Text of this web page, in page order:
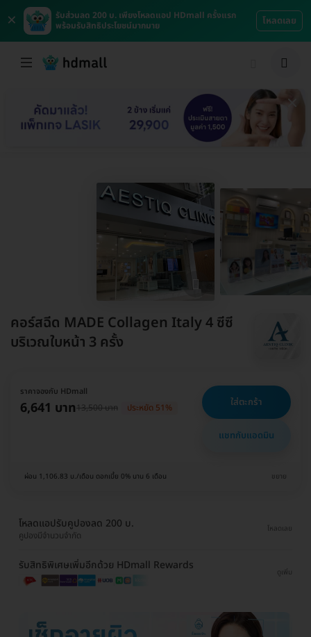
×
รับส่วนลด 200 บ. เพียงโหลดแอป HDmall ครั้งแรก
พร้อมรับสิทธิประโยชน์มากมาย
โหลดเลย
คอร์สฉีด MADE Collagen Italy 4 ซีซี
บริเวณใบหน้า 3 ครั้ง
ราคาจองกับ HDmall
6,641 บาท13,500 บาท ประหยัด 51% ใส่ตะกร้า
แชทกับแอดมิน
ผ่อน 1,106.83 บ./เดือน ดอกเบี้ย 0% นาน 6 เดือน ขยาย
โหลดแอปรับคูปองลด 200 บ.
คูปองมีจำนวนจำกัด
โหลดเลย
รับสิทธิพิเศษเพิ่มอีกด้วย HDmall Rewards
ดูเพิ่ม